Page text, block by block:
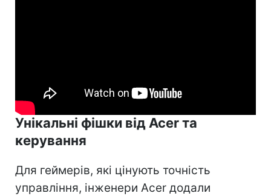
Унікальні фішки від Acer та
керування
Для геймерів, які цінують точність
управління, інженери Acer додали